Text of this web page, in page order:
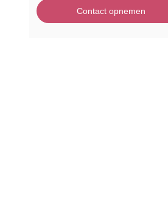
Contact opnemen